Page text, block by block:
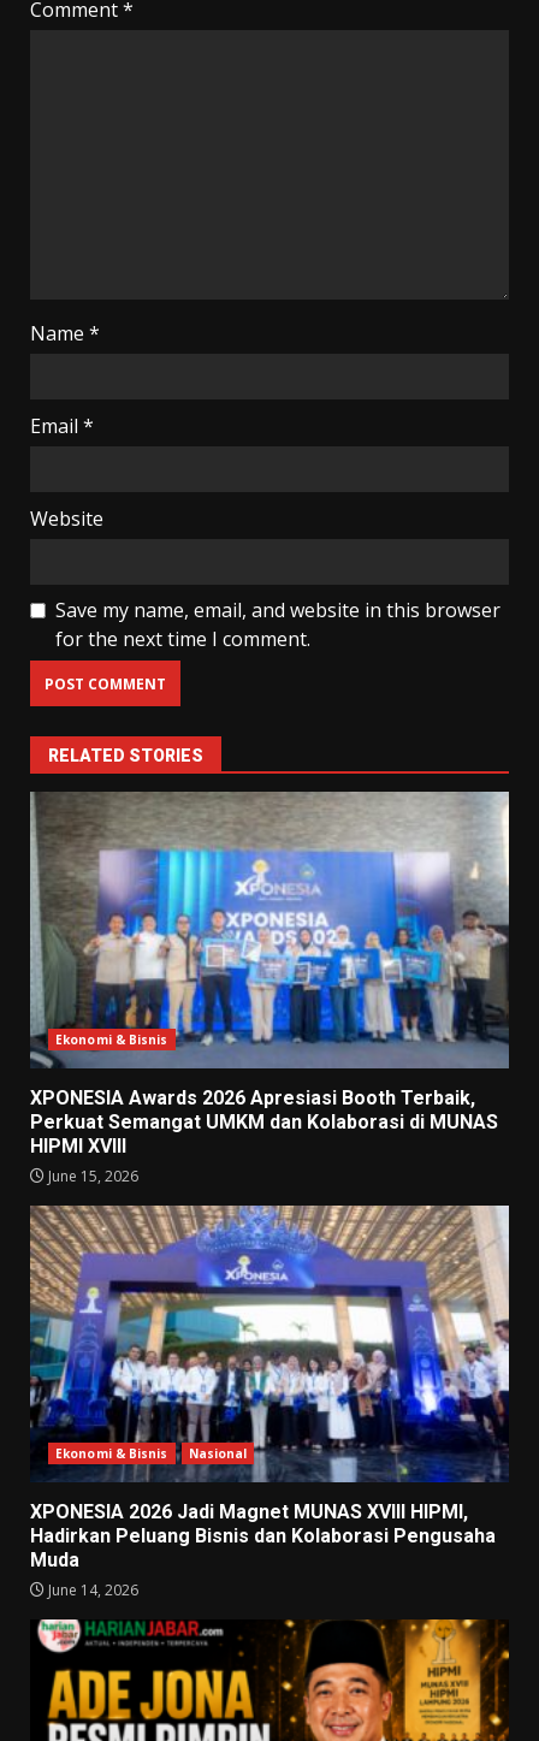
Comment*
Name *
Email *
Website
Save my name, email, and website in this browser
for the next time I comment.
RELATED STORIES
Ekonomi & Bisnis
XPONESIA Awards 2026 Apresiasi Booth Terbaik,
Perkuat Semangat UMKM dan Kolaborasi di MUNAS
HIPMI XVIII
June 15, 2026
Ekonomi & Bisnis Nasional
XPONESIA 2026 Jadi Magnet MUNAS XVIII HIPMI,
Hadirkan Peluang Bisnis dan Kolaborasi Pengusaha
Muda
June 14, 2026